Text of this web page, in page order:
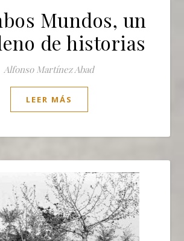
Mundos, un
de historias
Alfonso Martínez Abad
LEER MÁS